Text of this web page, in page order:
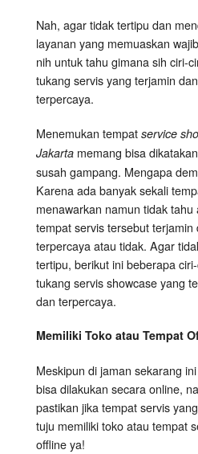
Nah, agar tidak tertipu dan
layanan yang memuaskan
nih untuk tahu gimana sih ciri-
tukang servis yang terjamin dan
terpercaya.
Menemukan tempat service
Jakarta memang bisa
susah gampang. Mengapa
Karena ada banyak sekali
menawarkan namun tidak tahu
tempat servis tersebut terjamin
terpercaya atau tidak. Agar
tertipu, berikut ini beberapa
tukang servis showcase yang
dan terpercaya.
Memiliki Toko atau Tempat
Meskipun di jaman sekarang
bisa dilakukan secara online,
pastikan jika tempat servis
tuju memiliki toko atau tempat
offline ya!